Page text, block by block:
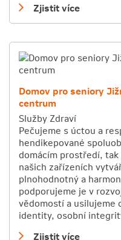
Zjistit více
Domov pro seniory
centrum
Služby Zdraví
Pečujeme s úctou a
hendikepované
domácím prostředí,
našich zařízeních
plnohodnotný a
podporujeme je v
vědomostí a usilujeme
identity, osobní
Zjistit více